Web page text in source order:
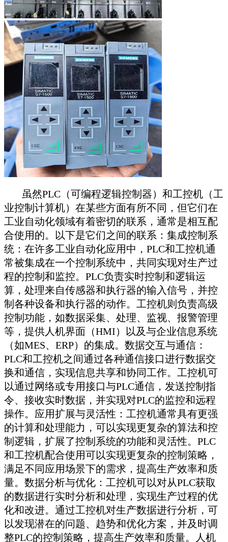
虽然PLC（可编程逻辑控制器）和工控机（工
业控制计算机）在某些方面有所不同，但它们在
工业自动化领域有着密切的联系，通常是相互配
合使用的。以下是它们之间的联系：集成控制系
统：在许多工业自动化应用中，PLC和工控机通
常被集成在一个控制系统中，共同实现对生产过
程的控制和监控。PLC负责实时控制和逻辑运
算，处理来自传感器和执行器的输入信号，并控
制各种设备和执行器的动作。工控机则负责高级
控制功能，如数据采集、处理、监视、报警管理
等，提供人机界面（HMI）以及与企业信息系统
（如MES、ERP）的集成。数据交互与通信：
PLC和工控机之间通过各种通信接口进行数据交
换和通信，实现信息共享和协同工作。工控机可
以通过网络或专用接口与PLC通信，发送控制指
令、接收实时数据，并实现对PLC的监控和远程
操作。应用扩展与灵活性：工控机通常具有更强
的计算和处理能力，可以实现更复杂的算法和控
制逻辑，扩展了控制系统的功能和灵活性。PLC
和工控机配合使用可以实现更复杂的控制策略，
满足不同应用场景下的需求，提高生产效率和质
量。数据分析与优化：工控机可以对从PLC获取
的数据进行实时分析和处理，实现生产过程的优
化和改进。通过工控机对生产数据进行分析，可
以发现潜在的问题、趋势和优化方案，并及时调
整PLC的控制策略，提高生产效率和质量。人机